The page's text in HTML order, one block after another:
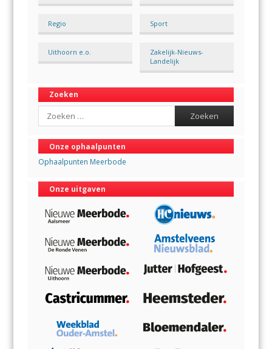
Regio Sport
Uithoorn e.o.
Zakelijk-Nieuws-
Landelijk
Zoeken
Search
Onze ophaalpunten
Ophaalpunten Meerbode
Onze uitgaven